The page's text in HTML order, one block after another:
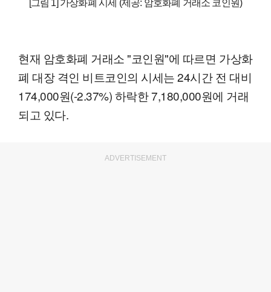
[그림 1] 가상화폐 시세 (제공: 암호화폐 거래소 코인원)
현재 암호화폐 거래소 "코인원"에 따르면 가상화
폐 대장 격인 비트코인의 시세는 24시간 전 대비
174,000원(-2.37%) 하락한 7,180,000원에 거래
되고 있다.
ADVERTISEMENT